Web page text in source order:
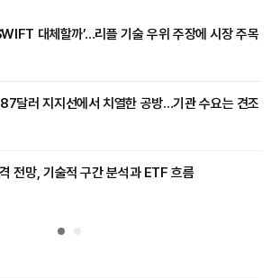
대체할까’…리플 기술 우위 주장에 시장 주목
달러 지지선에서 치열한 공방…기관 수요는 견조
전망, 기술적 구간 분석과 ETF 흐름